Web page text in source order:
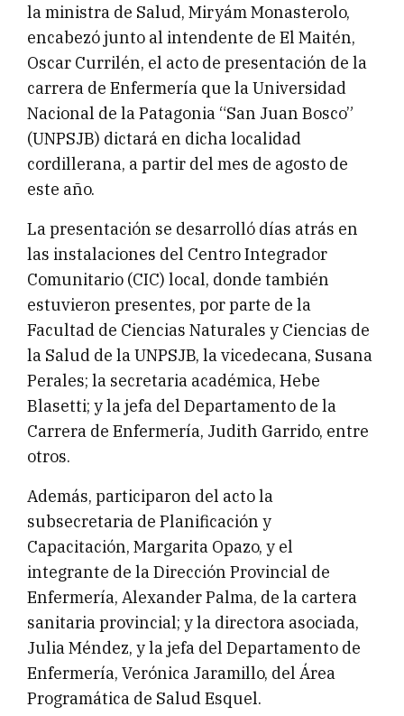
la ministra de Salud, Miryám Monasterolo,
encabezó junto al intendente de El Maitén,
Oscar Currilén, el acto de presentación de la
carrera de Enfermería que la Universidad
Nacional de la Patagonia “San Juan Bosco”
(UNPSJB) dictará en dicha localidad
cordillerana, a partir del mes de agosto de
este año.
La presentación se desarrolló días atrás en
las instalaciones del Centro Integrador
Comunitario (CIC) local, donde también
estuvieron presentes, por parte de la
Facultad de Ciencias Naturales y Ciencias de
la Salud de la UNPSJB, la vicedecana, Susana
Perales; la secretaria académica, Hebe
Blasetti; y la jefa del Departamento de la
Carrera de Enfermería, Judith Garrido, entre
otros.
Además, participaron del acto la
subsecretaria de Planificación y
Capacitación, Margarita Opazo, y el
integrante de la Dirección Provincial de
Enfermería, Alexander Palma, de la cartera
sanitaria provincial; y la directora asociada,
Julia Méndez, y la jefa del Departamento de
Enfermería, Verónica Jaramillo, del Área
Programática de Salud Esquel.